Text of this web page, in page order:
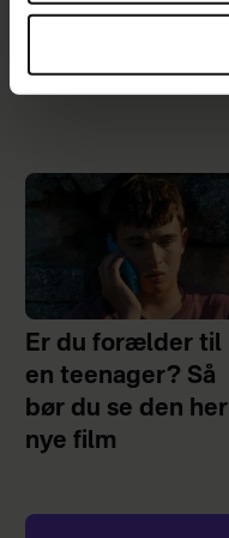
moderskabet”
Er du forælder til
en teenager? Så
bør du se den her
nye film